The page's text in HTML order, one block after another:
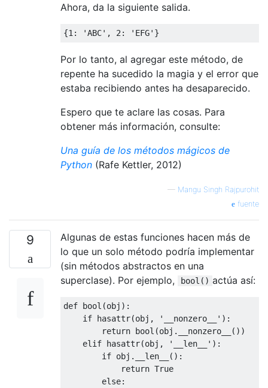
Ahora, da la siguiente salida.
{1 : 'ABC' , 2 : 'EFG' }
Por lo tanto, al agregar este método, de
repente ha sucedido la magia y el error que
estaba recibiendo antes ha desaparecido.
Espero que te aclare las cosas. Para
obtener más información, consulte:
Una guía de los métodos mágicos de
Python (Rafe Kettler, 2012)
— Mangu Singh Rajpurohit
fuente
9
Algunas de estas funciones hacen más de
lo que un solo método podría implementar
(sin métodos abstractos en una
superclase). Por ejemplo,
bool() actúa así:
def bool (obj ):
if hasattr(obj , '__nonzero__' ):
return bool (obj . __nonzero__
())
elif hasattr(obj , '__len__' ):
if obj . __len__
():
return True
else: